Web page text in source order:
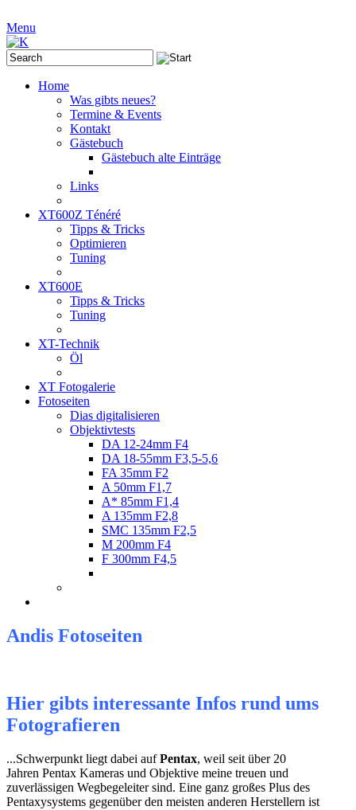
Menu
Home
Was gibts neues?
Termine & Events
Kontakt
Gästebuch
Gästebuch alte Einträge
Links
XT600Z Ténéré
Tipps & Tricks
Optimieren
Tuning
XT600E
Tipps & Tricks
Tuning
XT-Technik
Öl
XT Fotogalerie
Fotoseiten
Dias digitalisieren
Objektivtests
DA 12-24mm F4
DA 18-55mm F3,5-5,6
FA 35mm F2
A 50mm F1,7
A* 85mm F1,4
A 135mm F2,8
SMC 135mm F2,5
M 200mm F4
F 300mm F4,5
Andis Fotoseiten
Hier gibts interessante Infos rund ums
Fotografieren
...Schwerpunkt liegt dabei aufPentax, weil seit über 20
Jahren Pentax Kameras und Objektive meine treuen und
zuverlässigen Wegbegeleiter sind. Eine ganz großes Plus des
Pentaxysystems gegenüber den meisten anderen Herstellern ist